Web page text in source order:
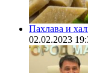
Пахлава и
02.02.2023